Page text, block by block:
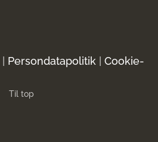
| Persondatapolitik | Cookie-
Til top